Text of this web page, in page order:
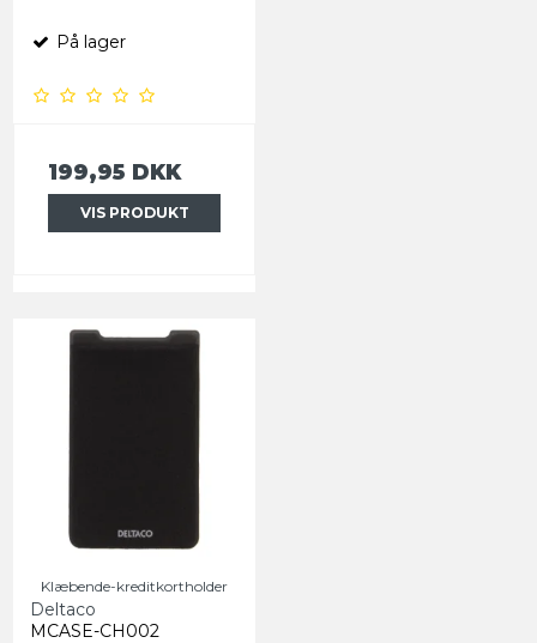
På lager
199,95 DKK
VIS PRODUKT
Klæbende-kreditkortholder
Deltaco
MCASE-CH002